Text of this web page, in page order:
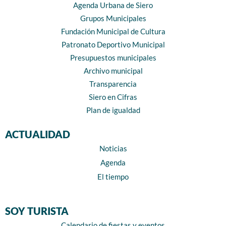
Agenda Urbana de Siero
Grupos Municipales
Fundación Municipal de Cultura
Patronato Deportivo Municipal
Presupuestos municipales
Archivo municipal
Transparencia
Siero en Cifras
Plan de igualdad
ACTUALIDAD
Noticias
Agenda
El tiempo
SOY TURISTA